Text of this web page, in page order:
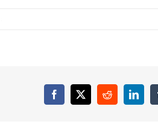
Facebook
X Reddit